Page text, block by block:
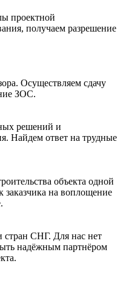
проектной
получаем разрешение
Осуществляем сдачу
ЗОС.
решений и
Найдем ответ на трудные
объекта одной
на воплощение
стран СНГ. Для нас нет
надёжным партнёром